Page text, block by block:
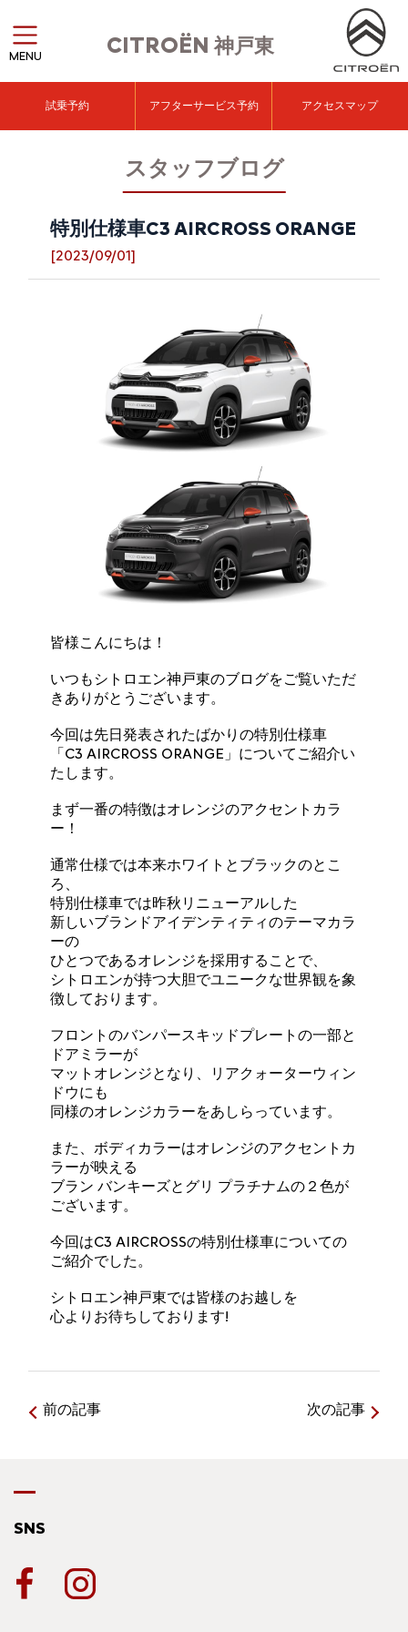
CITROËN神戸東
MENU
試乗予約 アフターサービス予約 アクセスマップ
スタッフブログ
特別仕様車C3 AIRCROSS ORANGE
[2023/09/01]
皆様こんにちは！
いつもシトロエン神戸東のブログをご覧いただ
きありがとうございます。
今回は先日発表されたばかりの特別仕様車
「C3 AIRCROSS ORANGE」についてご紹介い
たします。
まず一番の特徴はオレンジのアクセントカラ
ー！
通常仕様では本来ホワイトとブラックのとこ
ろ、
特別仕様車では昨秋リニューアルした
新しいブランドアイデンティティのテーマカラ
ーの
ひとつであるオレンジを採用することで、
シトロエンが持つ大胆でユニークな世界観を象
徴しております。
フロントのバンパースキッドプレートの一部と
ドアミラーが
マットオレンジとなり、リアクォーターウィン
ドウにも
同様のオレンジカラーをあしらっています。
また、ボディカラーはオレンジのアクセントカ
ラーが映える
ブラン バンキーズとグリ プラチナムの２色が
ございます。
今回はC3 AIRCROSSの特別仕様車についての
ご紹介でした。
シトロエン神戸東では皆様のお越しを
心よりお待ちしております!
前の記事 次の記事
SNS